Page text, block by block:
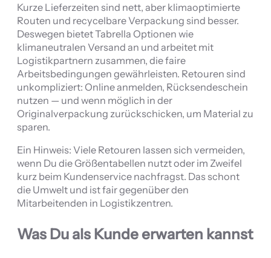
Kurze Lieferzeiten sind nett, aber klimaoptimierte
Routen und recycelbare Verpackung sind besser.
Deswegen bietet Tabrella Optionen wie
klimaneutralen Versand an und arbeitet mit
Logistikpartnern zusammen, die faire
Arbeitsbedingungen gewährleisten. Retouren sind
unkompliziert: Online anmelden, Rücksendeschein
nutzen — und wenn möglich in der
Originalverpackung zurückschicken, um Material zu
sparen.
Ein Hinweis: Viele Retouren lassen sich vermeiden,
wenn Du die Größentabellen nutzt oder im Zweifel
kurz beim Kundenservice nachfragst. Das schont
die Umwelt und ist fair gegenüber den
Mitarbeitenden in Logistikzentren.
Was Du als Kunde erwarten kannst